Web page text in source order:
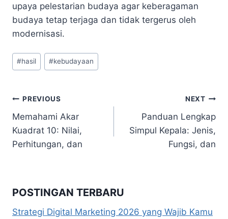
upaya pelestarian budaya agar keberagaman
budaya tetap terjaga dan tidak tergerus oleh
modernisasi.
Post
Tags:
#hasil #kebudayaan
Navigasi
pos
PREVIOUS
Memahami Akar
Kuadrat 10: Nilai,
Perhitungan, dan
NEXT
Panduan Lengkap
Simpul Kepala: Jenis,
Fungsi, dan
POSTINGAN TERBARU
Strategi Digital Marketing 2026 yang Wajib Kamu